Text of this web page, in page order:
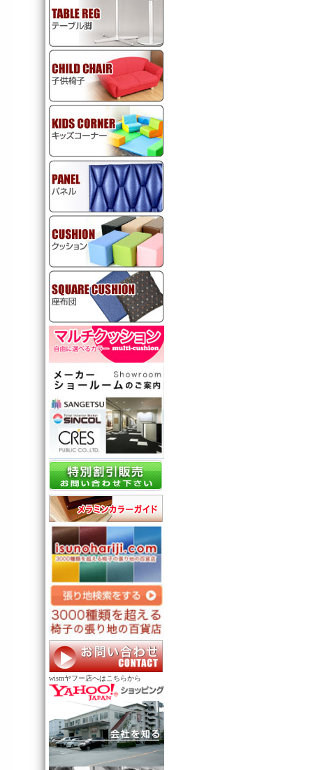
wismヤフー店へはこちらから